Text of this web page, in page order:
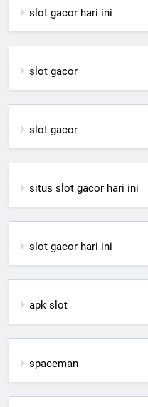
slot gacor hari ini
slot gacor
slot gacor
situs slot gacor hari ini
slot gacor hari ini
apk slot
spaceman